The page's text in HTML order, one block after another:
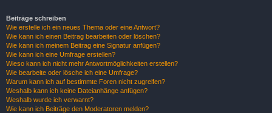
Beiträge schreiben
Wie erstelle ich ein neues Thema oder eine Antwort?
Wie kann ich einen Beitrag bearbeiten oder löschen?
Wie kann ich meinem Beitrag eine Signatur anfügen?
Wie kann ich eine Umfrage erstellen?
Wieso kann ich nicht mehr Antwortmöglichkeiten erstellen?
Wie bearbeite oder lösche ich eine Umfrage?
Warum kann ich auf bestimmte Foren nicht zugreifen?
Weshalb kann ich keine Dateianhänge anfügen?
Weshalb wurde ich verwarnt?
Wie kann ich Beiträge den Moderatoren melden?